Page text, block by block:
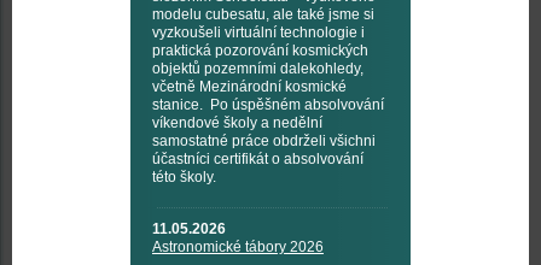
modelu cubesatu, ale také jsme si
vyzkoušeli virtuální technologie i
praktická pozorování kosmických
objektů pozemními dalekohledy,
včetně Mezinárodní kosmické
stanice. Po úspěšném absolvování
víkendové školy a nedělní
samostatné práce obdrželi všichni
účastníci certifikát o absolvování
této školy.
11.05.2026
Astronomické tábory 2026